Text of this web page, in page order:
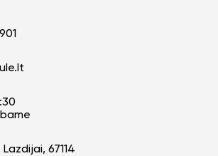
Lazdijai, 67114